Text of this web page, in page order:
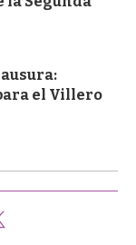
el Villero